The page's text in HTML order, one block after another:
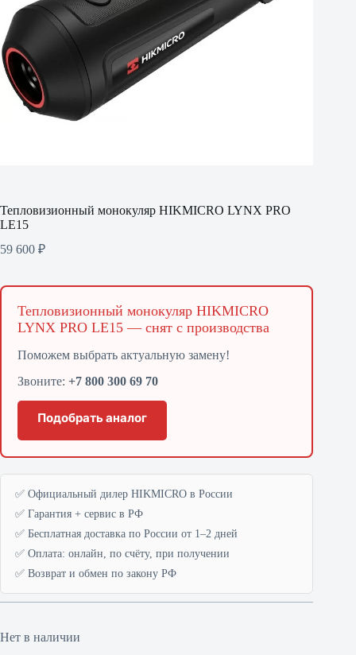
Тепловизионный монокуляр HIKMICRO LYNX PRO
LE15
59 600 ₽
Тепловизионный монокуляр HIKMICRO
LYNX PRO LE15 — снят с производства
Поможем выбрать актуальную замену!
Звоните: +7 800 300 69 70
Подобрать аналог
✅ Официальный дилер HIKMICRO в России
✅ Гарантия + сервис в РФ
✅ Бесплатная доставка по России от 1–2 дней
✅ Оплата: онлайн, по счёту, при получении
✅ Возврат и обмен по закону РФ
Нет в наличии